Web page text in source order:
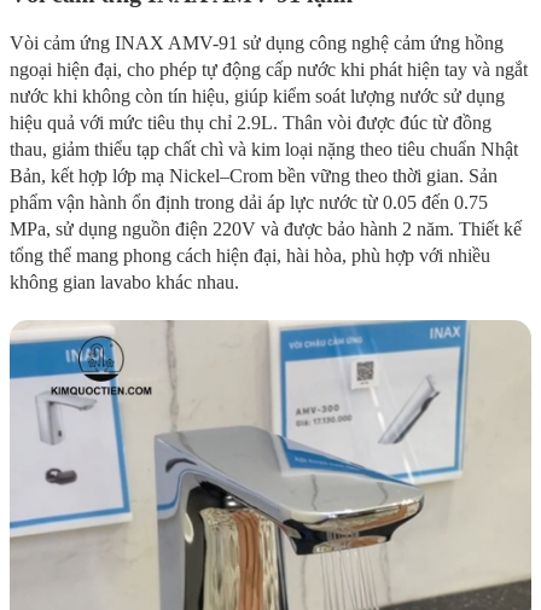
Vòi cảm ứng INAX AMV-91 sử dụng công nghệ cảm ứng hồng
ngoại hiện đại, cho phép tự động cấp nước khi phát hiện tay và ngắt
nước khi không còn tín hiệu, giúp kiểm soát lượng nước sử dụng
hiệu quả với mức tiêu thụ chỉ 2.9L. Thân vòi được đúc từ đồng
thau, giảm thiểu tạp chất chì và kim loại nặng theo tiêu chuẩn Nhật
Bản, kết hợp lớp mạ Nickel–Crom bền vững theo thời gian. Sản
phẩm vận hành ổn định trong dải áp lực nước từ 0.05 đến 0.75
MPa, sử dụng nguồn điện 220V và được bảo hành 2 năm. Thiết kế
tổng thể mang phong cách hiện đại, hài hòa, phù hợp với nhiều
không gian lavabo khác nhau.